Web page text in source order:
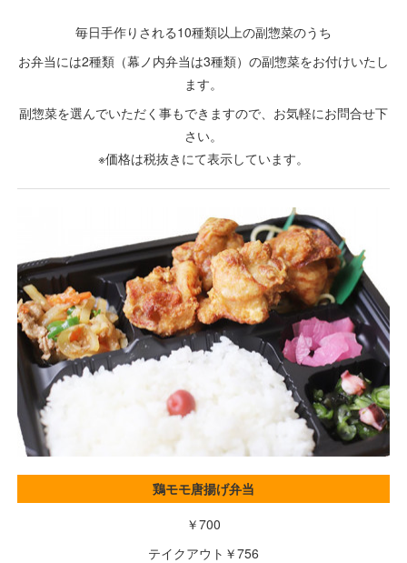
毎日手作りされる10種類以上の副惣菜のうち
お弁当には2種類（幕ノ内弁当は3種類）の副惣菜をお付けいたし
ます。
副惣菜を選んでいただく事もできますので、お気軽にお問合せ下
さい。
※価格は税抜きにて表示しています。
鶏モモ唐揚げ弁当
￥700
テイクアウト￥756